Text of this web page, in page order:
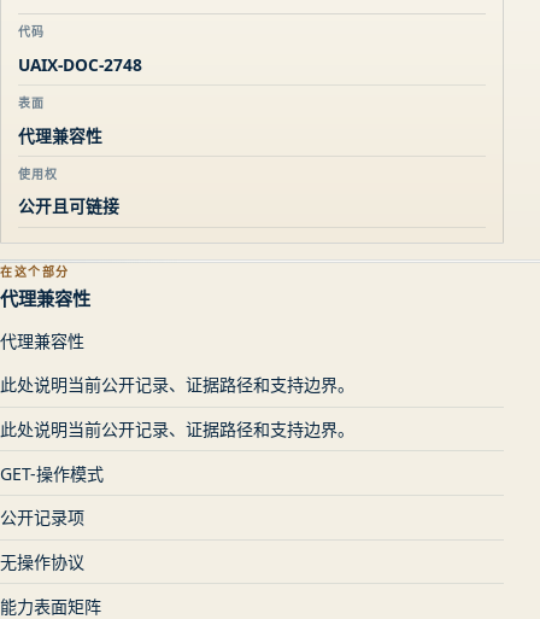
代码
UAIX-DOC-2748
表面
代理兼容性
使用权
公开且可链接
在这个部分
代理兼容性
代理兼容性
此处说明当前公开记录、证据路径和支持边界。
此处说明当前公开记录、证据路径和支持边界。
GET-操作模式
公开记录项
无操作协议
能力表面矩阵